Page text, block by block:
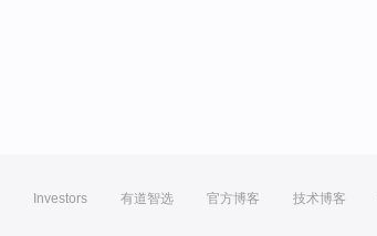
Investors 有道智选 官方博客 技术博客